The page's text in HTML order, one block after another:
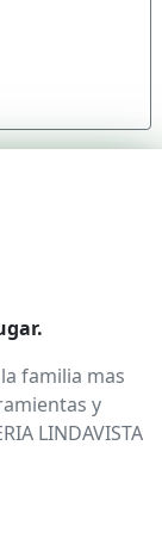
familia mas
y
LINDAVISTA